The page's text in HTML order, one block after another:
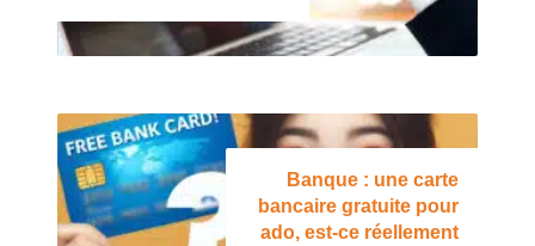
Banque : une carte
bancaire gratuite pour
ado, est-ce réellement